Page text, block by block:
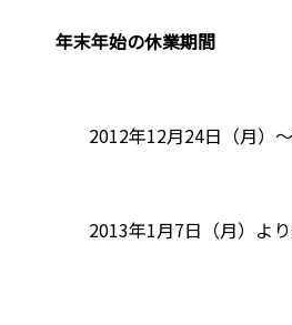
年末年始の休業期間
2012年12月24日（月）
2013年1月7日（月）よ